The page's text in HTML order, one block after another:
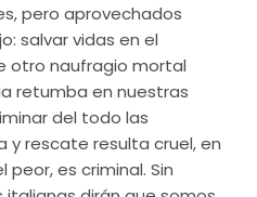
pero aprovechados
salvar vidas en el
otro naufragio mortal
retumba en nuestras
del todo las
y rescate resulta cruel, en
peor, es criminal. Sin